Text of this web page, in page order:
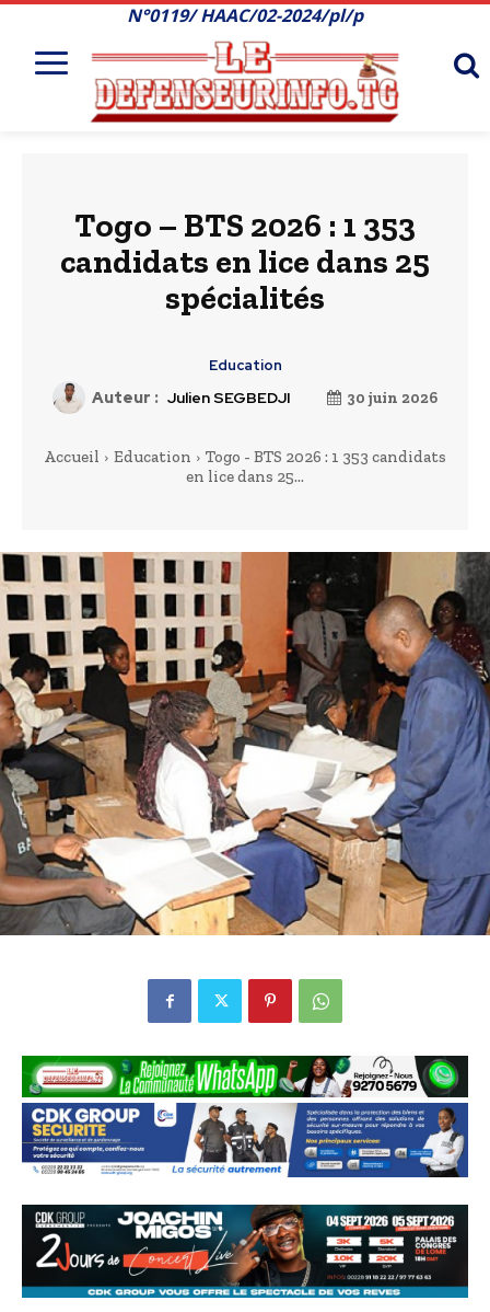
N°0119/ HAAC/02-2024/pl/p
Togo – BTS 2026 : 1 353
candidats en lice dans 25
spécialités
Education
Auteur : Julien SEGBEDJI 30 juin 2026
Accueil Education
Togo - BTS 2026 : 1 353 candidats
en lice dans 25...